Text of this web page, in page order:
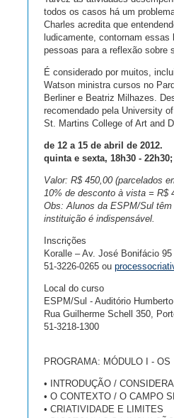
todos os casos há um
Charles acredita que
ludicamente, contornam
pessoas para a reflexão sobre
É considerado por muitos,
Watson ministra cursos no
Berliner e Beatriz Milhazes.
recomendado pela University
St. Martins College of Art and
de 12 a 15 de abril de 2012.
quinta e sexta, 18h30 -
Valor: R$ 450,00 (parcelados
10% de desconto à vista = R$
Obs: Alunos da ESPM/Sul
instituição é indispensável.
Inscrições
Koralle – Av. José Bonifácio
51-3226-0265 ou
Local do curso
ESPM/Sul - Auditório
Rua Guilherme Schell 350,
51-3218-1300
PROGRAMA: MÓDULO I - OS
• INTRODUÇÃO /
• O CONTEXTO / O CAMPO
• CRIATIVIDADE E LIMITES